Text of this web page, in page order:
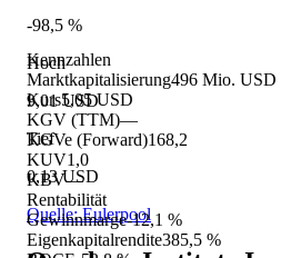
Kennzahlen
Marktkapitalisierung496 Mio. USD
Kurs5,05 USD
KGV (TTM)—
KGVe (Forward)168,2
KUV1,0
KBV—
Rentabilität
Gewinnmarge-12,1 %
Eigenkapitalrendite385,5 %
-98,5 %
Hoch
9,01 USD
Tief
0,13 USD
Quelle: Eulerpool